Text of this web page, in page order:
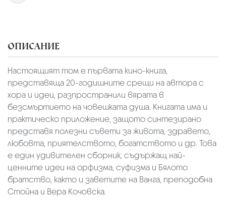
ОПИСАНИЕ
Настоящият том е първата кино-книга,
представяща 20-годишните срещи на автора с
хора и идеи, разпространили вярата в
безсмъртието на човешката душа. Книгата има и
практическо приложение, защото синтезирано
представя полезни съвети за живота, здравето,
любовта, приятелството, богатството и др. Това
е един удивителен сборник, съдържащ най-
ценните идеи на орфизма, суфизма и Бялото
братство, както и заветите на Ванга, преподобна
Стойна и Вера Кочовска.